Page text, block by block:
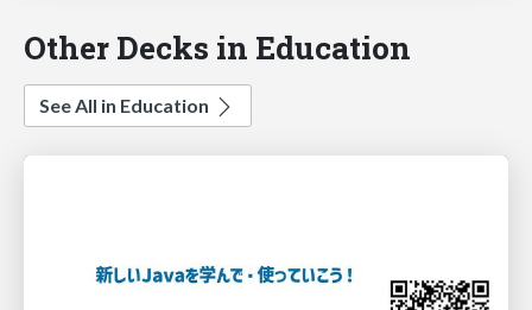
Other Decks in Education
See All in Education